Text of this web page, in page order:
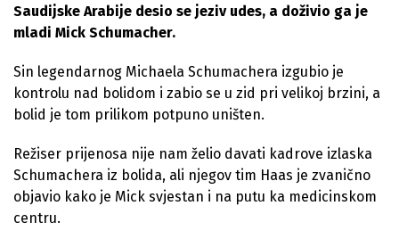
Saudijske Arabije desio se jeziv udes, a doživio ga je
mladi Mick Schumacher.
Sin legendarnog Michaela Schumachera izgubio je
kontrolu nad bolidom i zabio se u zid pri velikoj brzini, a
bolid je tom prilikom potpuno uništen.
Režiser prijenosa nije nam želio davati kadrove izlaska
Schumachera iz bolida, ali njegov tim Haas je zvanično
objavio kako je Mick svjestan i na putu ka medicinskom
centru.